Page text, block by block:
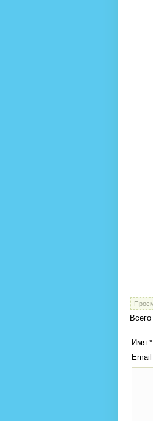
Имя